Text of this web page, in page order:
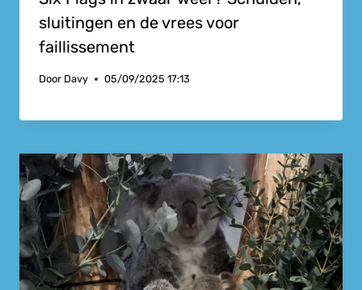
sluitingen en de vrees voor
faillissement
Door Davy 05/09/2025 17:13